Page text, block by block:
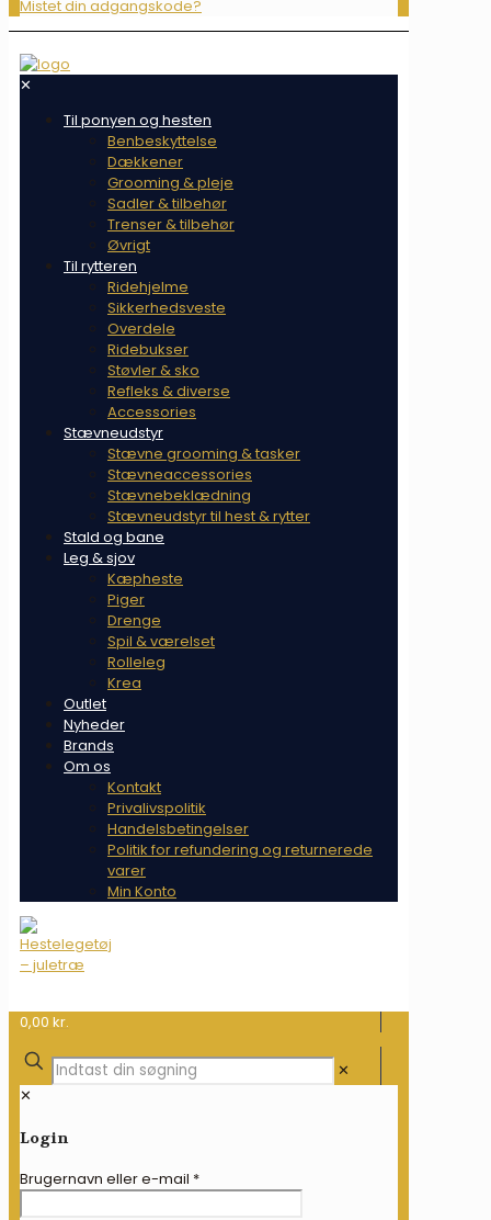
Mistet din adgangskode?
✕
Til ponyen og hesten
Benbeskyttelse
Dækkener
Grooming & pleje
Sadler & tilbehør
Trenser & tilbehør
Øvrigt
Til rytteren
Ridehjelme
Sikkerhedsveste
Overdele
Ridebukser
Støvler & sko
Refleks & diverse
Accessories
Stævneudstyr
Stævne grooming & tasker
Stævneaccessories
Stævnebeklædning
Stævneudstyr til hest & rytter
Stald og bane
Leg & sjov
Kæpheste
Piger
Drenge
Spil & værelset
Rolleleg
Krea
Outlet
Nyheder
Brands
Om os
Kontakt
Privalivspolitik
Handelsbetingelser
Politik for refundering og returnerede
varer
Min Konto
0,00 kr.
✕
✕
Login
Brugernavn eller e-mail *